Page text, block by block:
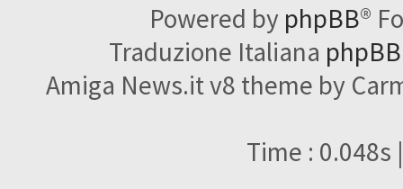
Powered by phpBB®
Traduzione Italiana
Amiga News.it v8 theme by
Time : 0.048s